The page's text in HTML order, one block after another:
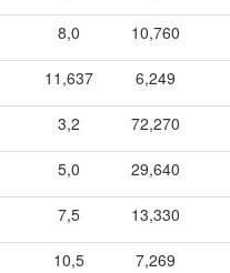
8,0 10,760
11,637 6,249
3,2 72,270
5,0 29,640
7,5 13,330
10,5 7,269